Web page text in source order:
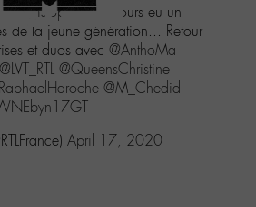
#Christophea toujours eu un
de la jeune génération... Retour
et duos avec @AnthoMa
@LVT_RTL @QueensChristine
@M_Chedid
April 17, 2020